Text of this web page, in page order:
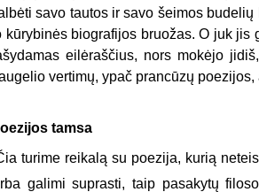
savo tautos ir savo šeimos
kūrybinės biografijos bruožas. O juk
eilėraščius, nors mokėjo
vertimų, ypač prancūzų poezijos,
tamsa
turime reikalą su poezija, kurią
galimi suprasti, taip pasakytų